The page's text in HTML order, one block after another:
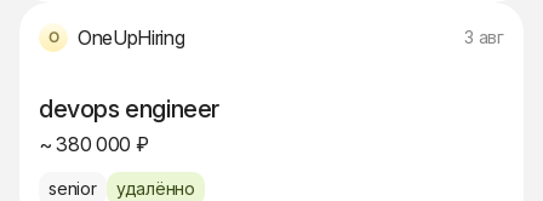
OneUpHiring 3 авг
devops engineer
~ 380 000 ₽
senior удалённо